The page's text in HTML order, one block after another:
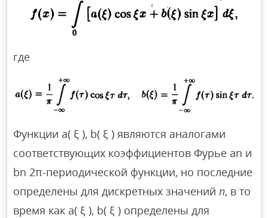
где
Функции а( ξ ), b( ξ ) являются аналогами
соответствующих коэффициентов Фурье an и
bn 2π-периодической функции, но последние
определены для дискретных значенийп, в то
время как а( ξ ), b( ξ ) определены для